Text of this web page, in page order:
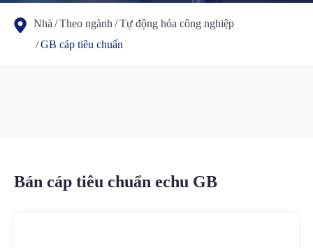
Nhà Theo ngành
Tự động hóa công nghiệp
GB cáp tiêu chuẩn
Bán cáp tiêu chuẩn echu GB